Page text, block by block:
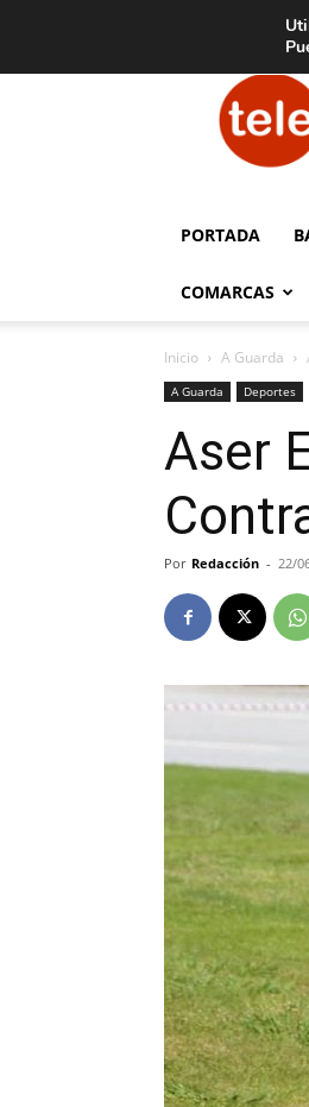
PORTADA
COMARCAS
Inicio A Guarda
A Guarda Deportes
Aser
Por Redacción - 22/